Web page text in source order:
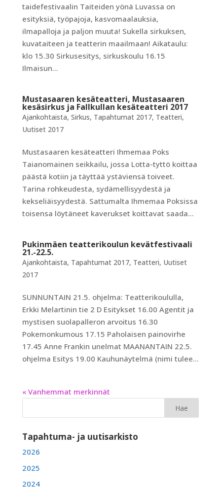
taidefestivaalin Taiteiden yönä Luvassa on
esityksiä, työpajoja, kasvomaalauksia,
ilmapalloja ja paljon muuta! Sukella sirkuksen,
kuvataiteen ja teatterin maailmaan! Aikataulu:
klo 15.30 Sirkusesitys, sirkuskoulu 16.15
Ilmaisun...
Mustasaaren kesäteatteri, Mustasaaren
kesäsirkus ja Fallkullan kesäteatteri 2017
Ajankohtaista, Sirkus, Tapahtumat 2017, Teatteri,
Uutiset 2017
Mustasaaren kesäteatteri Ihmemaa Poks
Taianomainen seikkailu, jossa Lotta-tyttö koittaa
päästä kotiin ja täyttää ystäviensä toiveet.
Tarina rohkeudesta, sydämellisyydestä ja
kekseliäisyydestä. Sattumalta Ihmemaa Poksissa
toisensa löytäneet kaverukset koittavat saada...
Pukinmäen teatterikoulun kevätfestivaali
21.-22.5.
Ajankohtaista, Tapahtumat 2017, Teatteri, Uutiset
2017
SUNNUNTAIN 21.5. ohjelma: Teatterikoululla,
Erkki Melartinin tie 2 D Esitykset 16.00 Agentit ja
mystisen suolapalleron arvoitus 16.30
Pokemonkumous 17.15 Paholaisen painovirhe
17.45 Anne Frankin unelmat MAANANTAIN 22.5.
ohjelma Esitys 19.00 Kauhunäytelmä (nimi tulee...
« Vanhemmat merkinnät
Tapahtuma- ja uutisarkisto
2026
2025
2024